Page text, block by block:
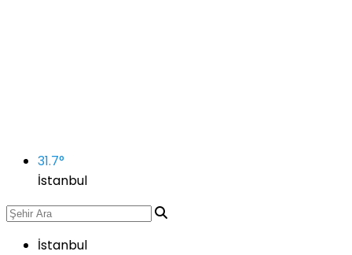
31.7°
İstanbul
İstanbul